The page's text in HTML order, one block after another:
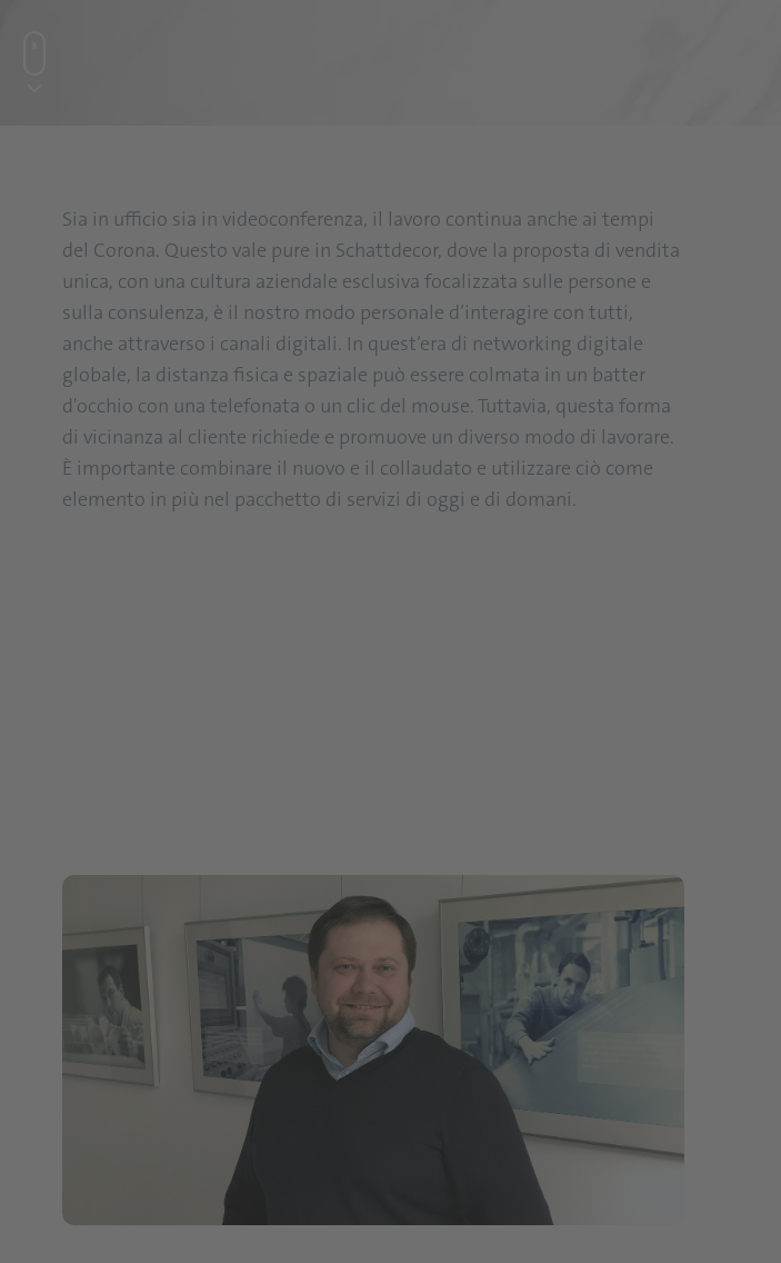
Sia in ufficio sia in videoconferenza, il lavoro continua anche ai tempi
del Corona. Questo vale pure in Schattdecor, dove la proposta di vendita
unica, con una cultura aziendale esclusiva focalizzata sulle persone e
sulla consulenza, è il nostro modo personale d’interagire con tutti,
anche attraverso i canali digitali. In quest’era di networking digitale
globale, la distanza fisica e spaziale può essere colmata in un batter
d'occhio con una telefonata o un clic del mouse. Tuttavia, questa forma
di vicinanza al cliente richiede e promuove un diverso modo di lavorare.
È importante combinare il nuovo e il collaudato e utilizzare ciò come
elemento in più nel pacchetto di servizi di oggi e di domani.